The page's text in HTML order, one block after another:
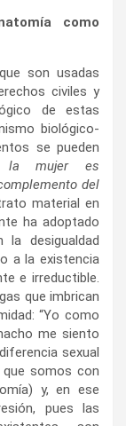
como
son usadas
civiles y
de estas
biológico-
se pueden
la mujer es
del
material en
ha adoptado
la desigualdad
a la existencia
e irreductible.
que imbrican
“Yo como
me siento
sexual
que somos con
y, en ese
pues las